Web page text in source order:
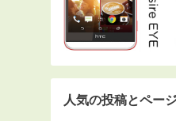
人気の投稿とペー